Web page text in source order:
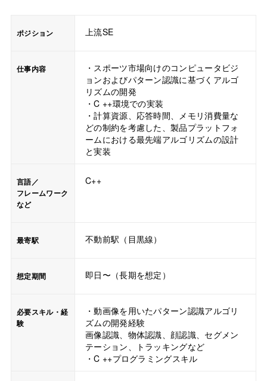
ポジション 上流SE
仕事内容
・スポーツ市場向けのコンピュータビジ
ョンおよびパターン認識に基づくアルゴ
リズムの開発
・C ++環境での実装
・計算資源、応答時間、メモリ消費量な
どの制約を考慮した、製品プラットフォ
ームにおける最先端アルゴリズムの設計
と実装
言語／
フレームワーク
など
C++
最寄駅 不動前駅（目黒線）
想定期間 即日〜（長期を想定）
必要スキル・経
験
・動画像を用いたパターン認識アルゴリ
ズムの開発経験
画像認識、物体認識、顔認識、セグメン
テーション、トラッキングなど
・C ++プログラミングスキル